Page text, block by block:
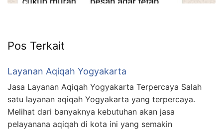
Pos Terkait
Layanan Aqiqah Yogyakarta
Jasa Layanan Aqiqah Yogyakarta Terpercaya Salah
satu layanan aqiqah Yogyakarta yang terpercaya.
Melihat dari banyaknya kebutuhan akan jasa
pelayanana aqiqah di kota ini yang semakin